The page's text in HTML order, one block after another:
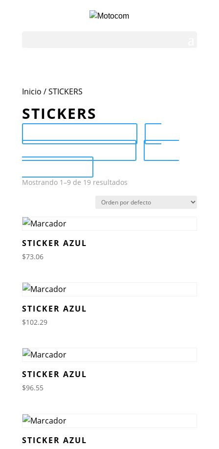
Inicio / STICKERS
STICKERS
Mostrando 1–9 de 19 resultados
STICKER AZUL
$73.06
STICKER AZUL
$102.29
STICKER AZUL
$96.55
STICKER AZUL